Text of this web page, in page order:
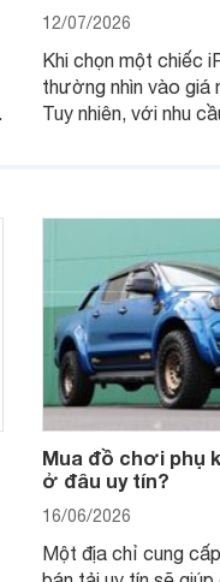
12/07/2026
Khi chọn một chiếc
thường nhìn vào
Tuy nhiên, với nhu
không, dùng được
Mua đồ chơi phụ
ở đâu uy tín?
16/06/2026
Một địa chỉ cung